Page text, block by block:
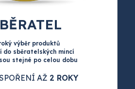
výběr produktů
do sběratelských mincí
stejné po celou dobu
AŽ 2 ROKY